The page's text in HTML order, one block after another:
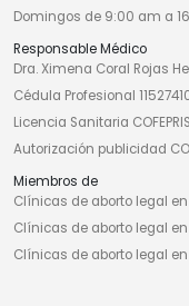
Domingos de 9:00 am a
Responsable Médico
Dra. Ximena Coral Rojas
Cédula Profesional
Licencia Sanitaria
Autorización publicidad
Miembros de
Clínicas de aborto legal
Clínicas de aborto legal
Clínicas de aborto legal